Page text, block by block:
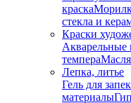
краска
стекла и
Краски
Акварельные
темпера
Лепка, литье
Гель для
материалы